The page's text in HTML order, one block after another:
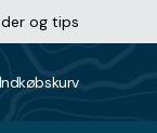
og tips
Indkøbskurv